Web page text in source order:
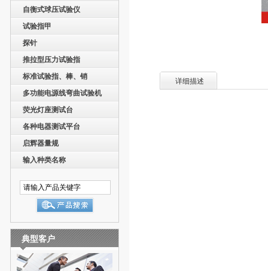
自衡式球压试验仪
试验指甲
探针
推拉型压力试验指
标准试验指、棒、销
多功能电源线弯曲试验机
荧光灯座测试台
各种电器测试平台
启辉器量规
输入种类名称
典型客户
详细描述